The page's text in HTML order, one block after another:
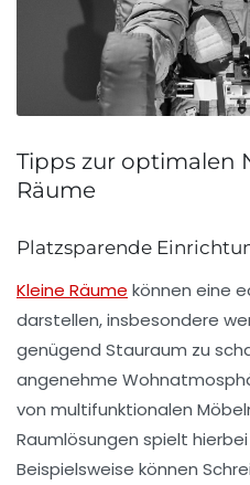
Tipps zur optimalen
Räume
Platzsparende
Kleine Räume können eine
darstellen, insbesondere
genügend Stauraum zu
angenehme
von multifunktionalen
Raumlösungen spielt
Beispielsweise können